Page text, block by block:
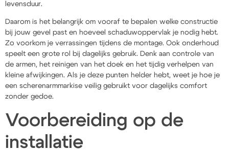
levensduur.
Daarom is het belangrijk om vooraf te bepalen welke constructie
bij jouw gevel past en hoeveel schaduwoppervlak je nodig hebt.
Zo voorkom je verrassingen tijdens de montage. Ook onderhoud
speelt een grote rol bij dagelijks gebruik. Denk aan controle van
de armen, het reinigen van het doek en het tijdig verhelpen van
kleine afwijkingen. Als je deze punten helder hebt, weet je hoe je
een scherenarmmarkise veilig gebruikt voor dagelijks comfort
zonder gedoe.
Voorbereiding op de
installatie